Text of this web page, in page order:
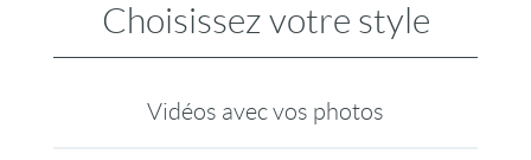
Choisissez votre style
Vidéos avec vos photos